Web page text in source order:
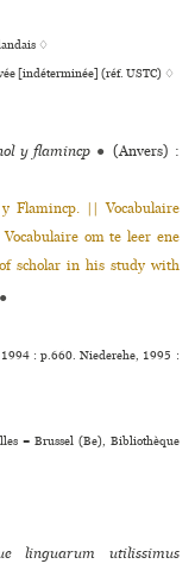
♢
[indéterminée] (réf. USTC) ♢
y flamincp ● (Anvers) :
y Flamincp. || Vocabulaire
om te leer ene
scholar in his study with
●
: p.660. Niederehe, 1995 :
= Brussel (Be), Bibliothèque
linguarum utilissimus